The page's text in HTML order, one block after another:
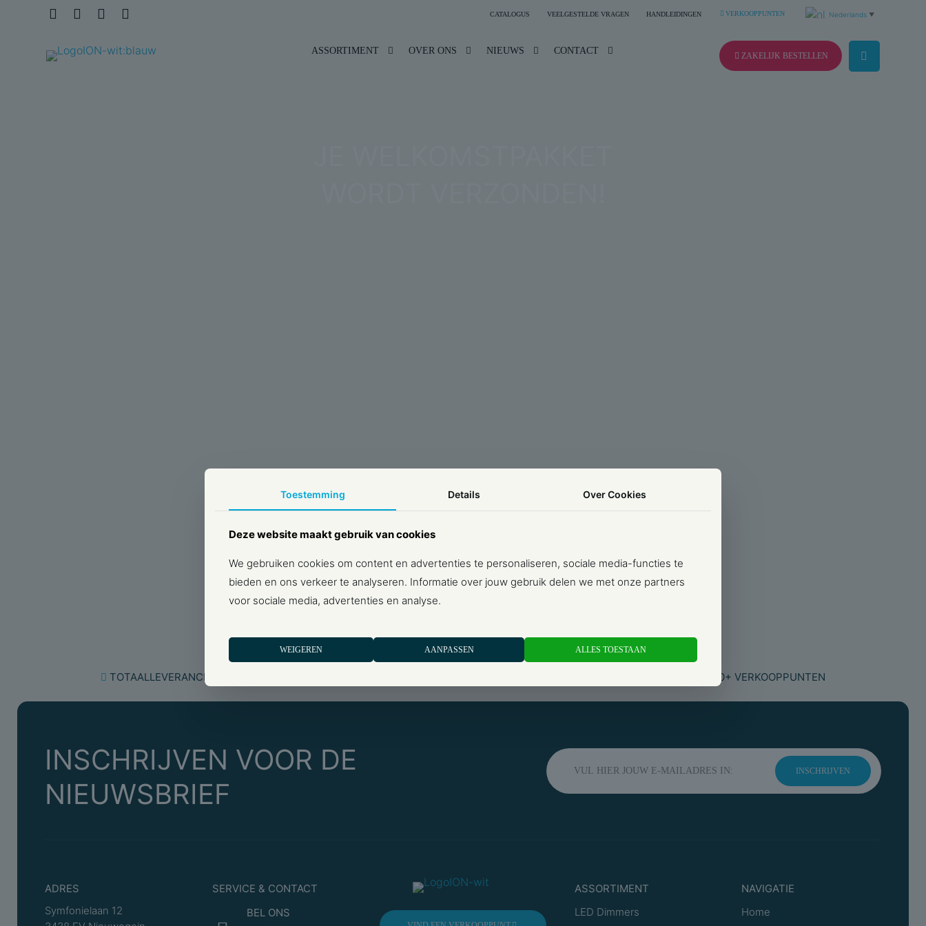
CATALOGUS VEELGESTELDE VRAGEN HANDLEIDINGEN VERKOOPPUNTEN Nederlands ▼
ASSORTIMENT OVER ONS NIEUWS CONTACT ZAKELIJK BESTELLEN
TOTAALLEVERANCIER SCHAKELMATERIAAL RUIM 1000+ VERKOOPPUNTEN
INSCHRIJVEN VOOR DE
NIEUWSBRIEF
INSCHRIJVEN
ADRES
Symfonielaan 12
SERVICE & CONTACT
BEL ONS
ASSORTIMENT
LED Dimmers
NAVIGATIE
Home
Toestemming Details OverCookies
Deze website maakt gebruik van cookies
We gebruiken cookies om content en advertenties te personaliseren, sociale media-functies te
bieden en ons verkeer te analyseren. Informatie over jouw gebruik delen we met onze partners
voor sociale media, advertenties en analyse.
WEIGEREN AANPASSEN ALLES TOESTAAN